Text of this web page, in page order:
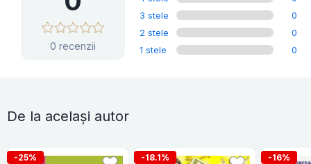
0 recenzii
3 stele
0
2 stele
0
1 stele
0
De la același autor
-25% -18.1% -16%